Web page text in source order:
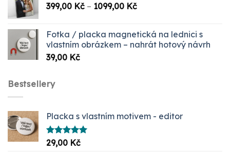
399,00 Kč – 1099,00 KčRozpětí
až
1099,00 Kč
Fotka / placka magnetická na lednici s
vlastním obrázkem – nahrát hotový návrh
39,00 Kč
Bestsellery
Placka s vlastním motivem - editor
Hodnocení
5.00
29,00 Kč